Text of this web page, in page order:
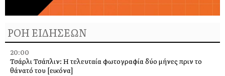
ΡΟΗ ΕΙΔΗΣΕΩΝ
20:00
Τσάρλι Τσάπλιν: Η τελευταία φωτογραφία δύο μήνες πριν το
θάνατό του [εικόνα]